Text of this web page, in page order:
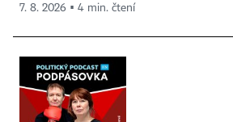
7. 8. 2026 ▪ 4 min. čtení